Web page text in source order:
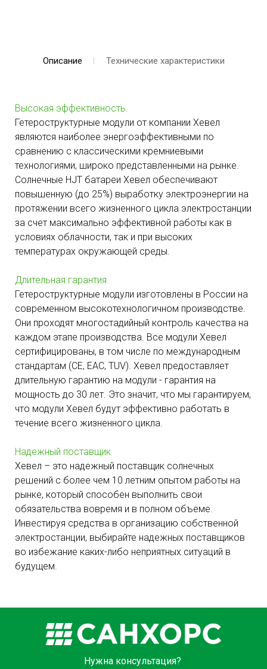
Описание Технические характеристики
Высокая эффективность.
Гетероструктурные модули от компании Хевел
являются наиболее энергоэффективными по
сравнению с классическими кремниевыми
технологиями, широко представленными на рынке.
Солнечные HJT батареи Хевел обеспечивают
повышенную (до 25%) выработку электроэнергии на
протяжении всего жизненного цикла электростанции
за счет максимально эффективной работы как в
условиях облачности, так и при высоких
температурах окружающей среды.
Длительная гарантия
Гетероструктурные модули изготовлены в России на
современном высокотехнологичном производстве.
Они проходят многостадийный контроль качества на
каждом этапе производства. Все модули Хевел
сертифицированы, в том числе по международным
стандартам (CE, EAC, TUV). Хевел предоставляет
длительную гарантию на модули - гарантия на
мощность до 30 лет. Это значит, что мы гарантируем,
что модули Хевел будут эффективно работать в
течение всего жизненного цикла.
Надежный поставщик
Хевел – это надежный поставщик солнечных
решений с более чем 10 летним опытом работы на
рынке, который способен выполнить свои
обязательства вовремя и в полном объеме.
Инвестируя средства в организацию собственной
электростанции, выбирайте надежных поставщиков
во избежание каких-либо неприятных ситуаций в
будущем.
Нужна консультация?